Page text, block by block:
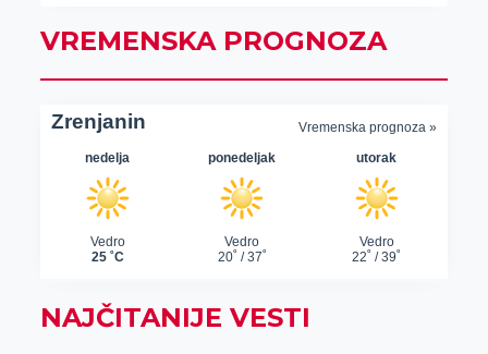
VREMENSKA PROGNOZA
NAJČITANIJE VESTI